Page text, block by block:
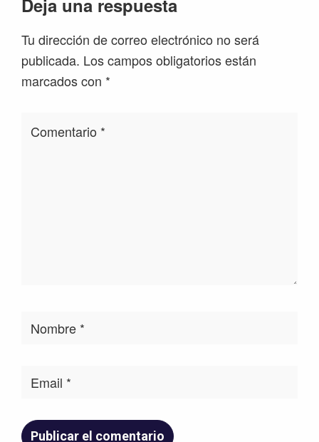
Interacciones
los
lectores
Deja una respuesta
Tu dirección de correo electrónico no será
publicada. Los campos obligatorios están
marcados con *